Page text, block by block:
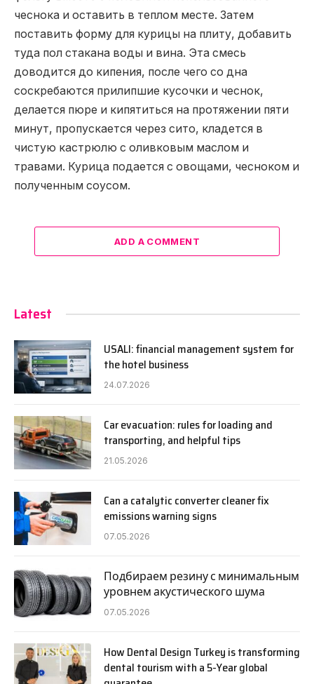
чеснока и оставить в теплом месте. Затем
поставить форму для курицы на плиту, добавить
туда пол стакана воды и вина. Эта смесь
доводится до кипения, после чего со дна
соскребаются прилипшие кусочки и чеснок,
делается пюре и кипятиться на протяжении пяти
минут, пропускается через сито, кладется в
чистую кастрюлю с оливковым маслом и
травами. Курица подается с овощами, чесноком и
полученным соусом.
ADD A COMMENT
Latest
USALI: financial management system for
the hotel business
24.07.2026
Car evacuation: rules for loading and
transporting, and helpful tips
21.05.2026
Can a catalytic converter cleaner fix
emissions warning signs
07.05.2026
Подбираем резину с минимальным
уровнем акустического шума
07.05.2026
How Dental Design Turkey is transforming
dental tourism with a 5-Year global